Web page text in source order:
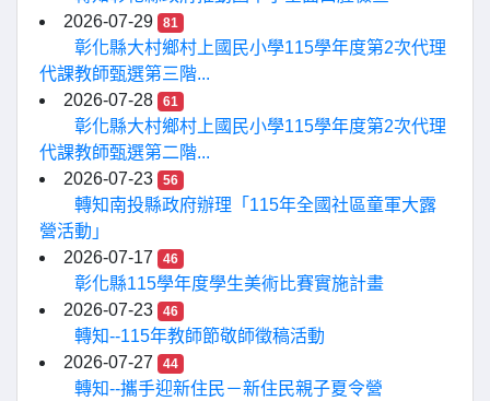
2026-07-29
81
彰化縣大村鄉村上國民小學115學年度第2次代理
代課教師甄選第三階...
2026-07-28
61
彰化縣大村鄉村上國民小學115學年度第2次代理
代課教師甄選第二階...
2026-07-23
56
轉知南投縣政府辦理「115年全國社區童軍大露
營活動」
2026-07-17
46
彰化縣115學年度學生美術比賽實施計畫
2026-07-23
46
轉知--115年教師節敬師徵稿活動
2026-07-27
44
轉知--攜手迎新住民－新住民親子夏令營